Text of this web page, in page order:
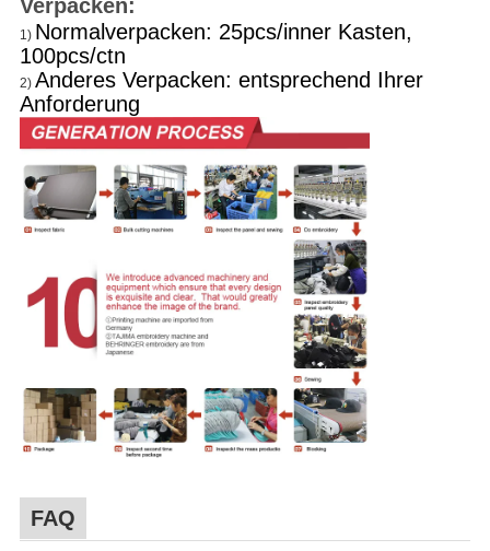
Verpacken:
1) Normalverpacken: 25pcs/inner Kasten,
100pcs/ctn
2) Anderes Verpacken: entsprechend Ihrer
Anforderung
FAQ